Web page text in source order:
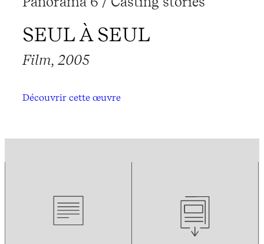
SEUL À SEUL
Film, 2005
Découvrir cette œuvre